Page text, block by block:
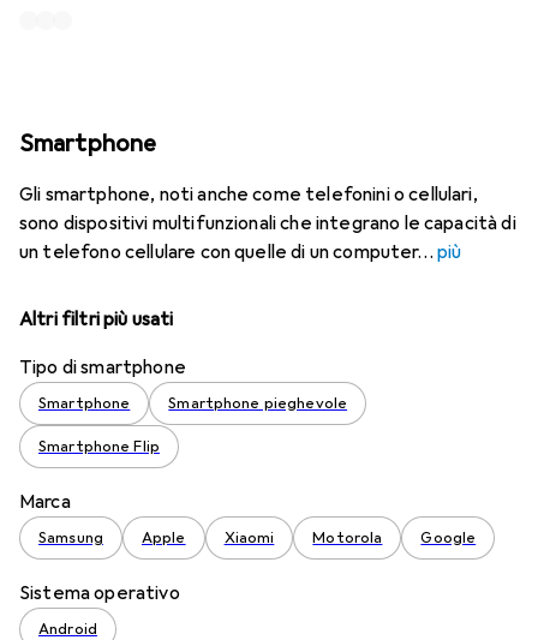
Smartphone
Gli smartphone, noti anche come telefonini o cellulari,
sono dispositivi multifunzionali che integrano le capacità di
un telefono cellulare con quelle di un computer
più
Altri filtri più usati
Tipo di smartphone
Smartphone Smartphone pieghevole
Smartphone Flip
Marca
Samsung Apple Xiaomi Motorola Google
Sistema operativo
Android